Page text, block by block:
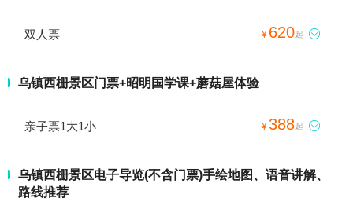
双人票 ¥ 620起 
乌镇西栅景区门票+昭明国学课+蘑菇屋体验
亲子票1大1小 ¥388起 
乌镇西栅景区电子导览(不含门票)手绘地图、语音讲解、
路线推荐